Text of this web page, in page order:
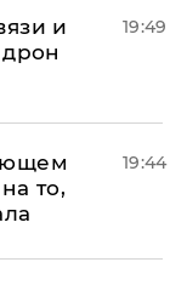
и
19:49
то,
19:44